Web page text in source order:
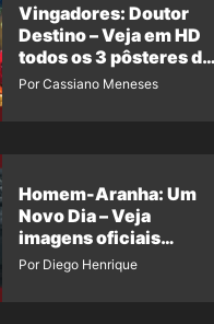
Vingadores: Doutor
Destino – Veja em HD
todos os 3 pôsteres de
‘Doomsday’ + 1 imagem
Por Cassiano Meneses
Homem-Aranha: Um
Novo Dia – Veja
imagens oficiais
descartadas do Hulk
Por Diego Henrique